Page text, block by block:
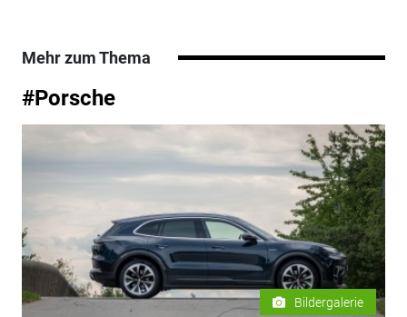
Mehr zum Thema
#Porsche
Bildergalerie